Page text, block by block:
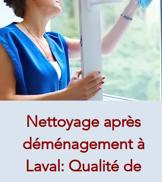
Nettoyage après
déménagement à
Laval: Qualité de